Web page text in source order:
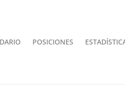
POSICIONES